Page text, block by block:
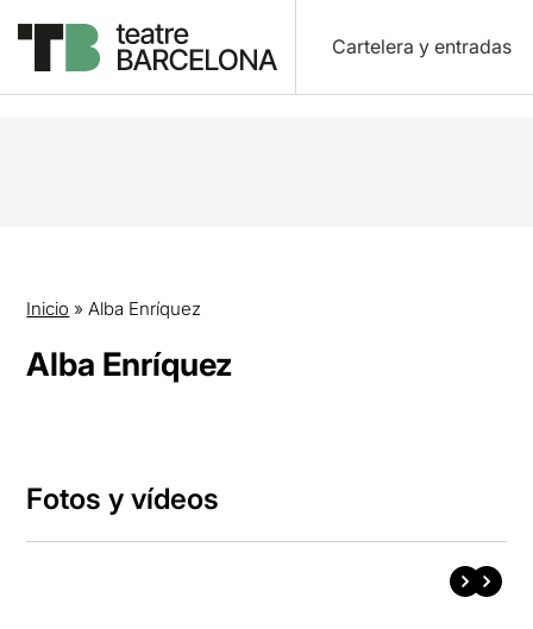
Cartelera y entradas
Inicio »Alba Enríquez
Alba Enríquez
Fotos y vídeos